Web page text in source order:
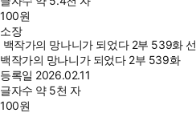
100원
소장
백작가의 망나니가 되었다 2부 539화
백작가의 망나니가 되었다 2부 539화
등록일 2026.02.11
글자수 약 5천 자
100원